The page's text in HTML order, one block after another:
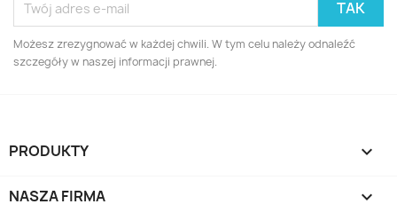
Możesz zrezygnować w każdej chwili. W tym celu należy odnaleźć
szczegóły w naszej informacji prawnej.
PRODUKTY 
NASZA FIRMA 